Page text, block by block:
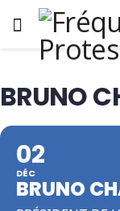
BRUNO
02
DÉC
BRUNO